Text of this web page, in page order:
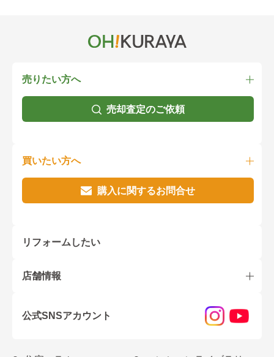
売りたい方へ
売却査定のご依頼
買いたい方へ
購入に関するお問合せ
リフォームしたい
店舗情報
公式SNSアカウント